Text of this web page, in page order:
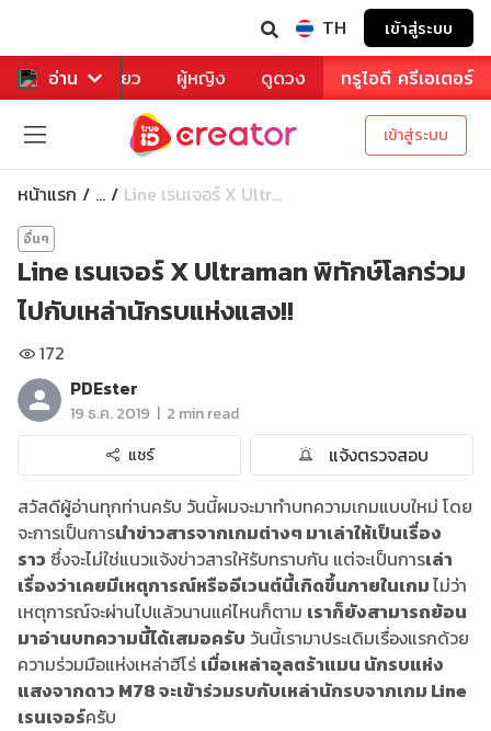
TH เข้าสู่ระบบ
อ่าน
หาร ท่องเที่ยว ผู้หญิง ดูดวง ทรูไอดี ครีเอเตอร์
เข้าสู่ระบบ
หน้าแรก ... Line เรนเจอร์ X Ultr...
อื่นๆ
Line เรนเจอร์ X Ultraman พิทักษ์โลกร่วม
ไปกับเหล่านักรบแห่งแสง!!
172
PDEster
19 ธ.ค. 2019 | 2 min read
แชร์
แจ้งตรวจสอบ
สวัสดีผู้อ่านทุกท่านครับ วันนี้ผมจะมาทำบทความเกมแบบใหม่ โดย
จะการเป็นการนำข่าวสารจากเกมต่างๆ มาเล่าให้เป็นเรื่อง
ราว ซึ่งจะไม่ใช่แนวแจ้งข่าวสารให้รับทราบกัน แต่จะเป็นการเล่า
เรื่องว่าเคยมีเหตุการณ์หรืออีเวนต์นี้เกิดขึ้นภายในเกมไม่ว่า
เหตุการณ์จะผ่านไปแล้วนานแค่ไหนก็ตาม เราก็ยังสามารถย้อน
มาอ่านบทความนี้ได้เสมอครับ วันนี้เรามาประเดิมเรื่องแรกด้วย
ความร่วมมือแห่งเหล่าฮีโร่ เมื่อเหล่าอุลตร้าแมน นักรบแห่ง
แสงจากดาว M78 จะเข้าร่วมรบกับเหล่านักรบจากเกม Line
เรนเจอร์ครับ